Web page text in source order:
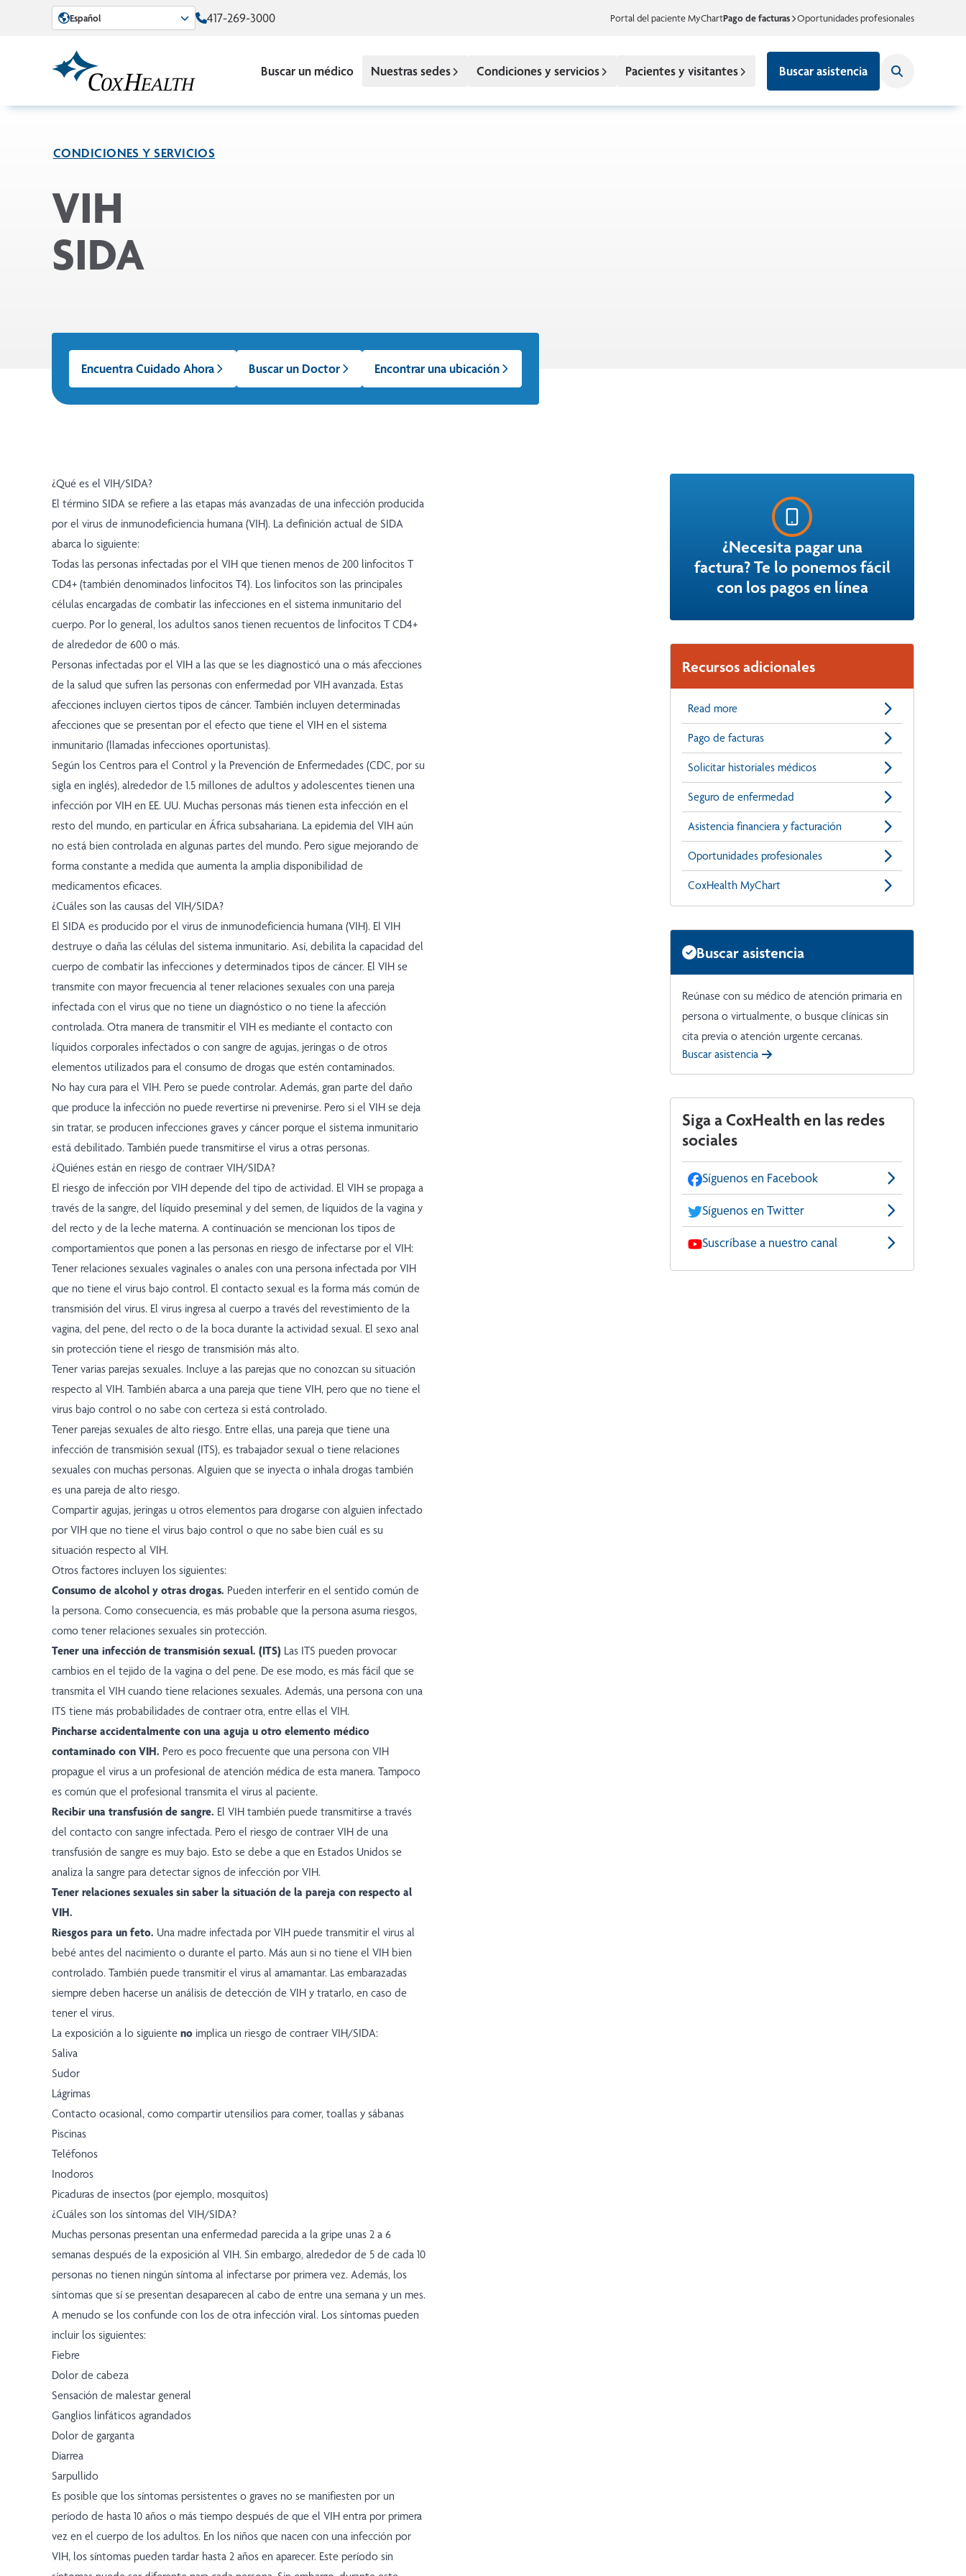
Skip to Main Content
Español 417-269-3000 Portal del paciente MyChartPago de facturas Oportunidades profesionales
Buscar un médico Nuestras sedes Condiciones y servicios Pacientes y visitantes Buscar asistencia
CONDICIONES Y SERVICIOS
VIH
SIDA
Encuentra Cuidado Ahora Buscar un Doctor Encontrar una ubicación
¿Qué es el VIH/SIDA?
El término SIDA se refiere a las etapas más avanzadas de una infección producida
por el virus de inmunodeficiencia humana (VIH). La definición actual de SIDA
abarca lo siguiente:
Todas las personas infectadas por el VIH que tienen menos de 200 linfocitos T
CD4+ (también denominados linfocitos T4). Los linfocitos son las principales
células encargadas de combatir las infecciones en el sistema inmunitario del
cuerpo. Por lo general, los adultos sanos tienen recuentos de linfocitos T CD4+
de alrededor de 600 o más.
Personas infectadas por el VIH a las que se les diagnosticó una o más afecciones
de la salud que sufren las personas con enfermedad por VIH avanzada. Estas
afecciones incluyen ciertos tipos de cáncer. También incluyen determinadas
afecciones que se presentan por el efecto que tiene el VIH en el sistema
inmunitario (llamadas infecciones oportunistas).
Según los Centros para el Control y la Prevención de Enfermedades (CDC, por su
sigla en inglés), alrededor de 1.5 millones de adultos y adolescentes tienen una
infección por VIH en EE. UU. Muchas personas más tienen esta infección en el
resto del mundo, en particular en África subsahariana. La epidemia del VIH aún
no está bien controlada en algunas partes del mundo. Pero sigue mejorando de
forma constante a medida que aumenta la amplia disponibilidad de
medicamentos eficaces.
¿Cuáles son las causas del VIH/SIDA?
El SIDA es producido por el virus de inmunodeficiencia humana (VIH). El VIH
destruye o daña las células del sistema inmunitario. Así, debilita la capacidad del
cuerpo de combatir las infecciones y determinados tipos de cáncer. El VIH se
transmite con mayor frecuencia al tener relaciones sexuales con una pareja
infectada con el virus que no tiene un diagnóstico o no tiene la afección
controlada. Otra manera de transmitir el VIH es mediante el contacto con
líquidos corporales infectados o con sangre de agujas, jeringas o de otros
elementos utilizados para el consumo de drogas que estén contaminados.
No hay cura para el VIH. Pero se puede controlar. Además, gran parte del daño
que produce la infección no puede revertirse ni prevenirse. Pero si el VIH se deja
sin tratar, se producen infecciones graves y cáncer porque el sistema inmunitario
está debilitado. También puede transmitirse el virus a otras personas.
¿Quiénes están en riesgo de contraer VIH/SIDA?
El riesgo de infección por VIH depende del tipo de actividad. El VIH se propaga a
través de la sangre, del líquido preseminal y del semen, de líquidos de la vagina y
del recto y de la leche materna. A continuación se mencionan los tipos de
comportamientos que ponen a las personas en riesgo de infectarse por el VIH:
Tener relaciones sexuales vaginales o anales con una persona infectada por VIH
que no tiene el virus bajo control. El contacto sexual es la forma más común de
transmisión del virus. El virus ingresa al cuerpo a través del revestimiento de la
vagina, del pene, del recto o de la boca durante la actividad sexual. El sexo anal
sin protección tiene el riesgo de transmisión más alto.
Tener varias parejas sexuales. Incluye a las parejas que no conozcan su situación
respecto al VIH. También abarca a una pareja que tiene VIH, pero que no tiene el
virus bajo control o no sabe con certeza si está controlado.
Tener parejas sexuales de alto riesgo. Entre ellas, una pareja que tiene una
infección de transmisión sexual (ITS), es trabajador sexual o tiene relaciones
sexuales con muchas personas. Alguien que se inyecta o inhala drogas también
es una pareja de alto riesgo.
Compartir agujas, jeringas u otros elementos para drogarse con alguien infectado
por VIH que no tiene el virus bajo control o que no sabe bien cuál es su
situación respecto al VIH.
Otros factores incluyen los siguientes:
Consumo de alcohol y otras drogas. Pueden interferir en el sentido común de
la persona. Como consecuencia, es más probable que la persona asuma riesgos,
como tener relaciones sexuales sin protección.
Tener una infección de transmisión sexual. (ITS) Las ITS pueden provocar
cambios en el tejido de la vagina o del pene. De ese modo, es más fácil que se
transmita el VIH cuando tiene relaciones sexuales. Además, una persona con una
ITS tiene más probabilidades de contraer otra, entre ellas el VIH.
Pincharse accidentalmente con una aguja u otro elemento médico
contaminado con VIH. Pero es poco frecuente que una persona con VIH
propague el virus a un profesional de atención médica de esta manera. Tampoco
es común que el profesional transmita el virus al paciente.
Recibir una transfusión de sangre. El VIH también puede transmitirse a través
del contacto con sangre infectada. Pero el riesgo de contraer VIH de una
transfusión de sangre es muy bajo. Esto se debe a que en Estados Unidos se
analiza la sangre para detectar signos de infección por VIH.
Tener relaciones sexuales sin saber la situación de la pareja con respecto al
VIH.
Riesgos para un feto. Una madre infectada por VIH puede transmitir el virus al
bebé antes del nacimiento o durante el parto. Más aun si no tiene el VIH bien
controlado. También puede transmitir el virus al amamantar. Las embarazadas
siempre deben hacerse un análisis de detección de VIH y tratarlo, en caso de
tener el virus.
La exposición a lo siguiente no implica un riesgo de contraer VIH/SIDA:
Saliva
Sudor
Lágrimas
Contacto ocasional, como compartir utensilios para comer, toallas y sábanas
Piscinas
Teléfonos
Inodoros
Picaduras de insectos (por ejemplo, mosquitos)
¿Cuáles son los síntomas del VIH/SIDA?
Muchas personas presentan una enfermedad parecida a la gripe unas 2 a 6
semanas después de la exposición al VIH. Sin embargo, alrededor de 5 de cada 10
personas no tienen ningún síntoma al infectarse por primera vez. Además, los
síntomas que sí se presentan desaparecen al cabo de entre una semana y un mes.
A menudo se los confunde con los de otra infección viral. Los síntomas pueden
incluir los siguientes:
Fiebre
Dolor de cabeza
Sensación de malestar general
Ganglios linfáticos agrandados
Dolor de garganta
Diarrea
Sarpullido
Es posible que los síntomas persistentes o graves no se manifiesten por un
período de hasta 10 años o más tiempo después de que el VIH entra por primera
vez en el cuerpo de los adultos. En los niños que nacen con una infección por
VIH, los síntomas pueden tardar hasta 2 años en aparecer. Este período sin
¿Necesita pagar una
factura? Te lo ponemos fácil
con los pagos en línea
Recursos adicionales
Read more
Pago de facturas
Solicitar historiales médicos
Seguro de enfermedad
Asistencia financiera y facturación
Oportunidades profesionales
CoxHealth MyChart
Buscar asistencia
Reúnase con su médico de atención primaria en
persona o virtualmente, o busque clínicas sin
cita previa o atención urgente cercanas.
Buscar asistencia
Siga a CoxHealth en las redes
sociales
Síguenos en Facebook
Síguenos en Twitter
Suscríbase a nuestro canal